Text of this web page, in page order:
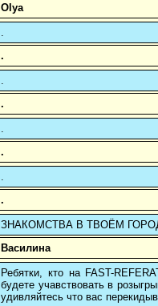
Olya
.
.
.
.
ЗНАКОМСТВА В ТВОЁМ ГОРОДЕ:
Василина
Ребятки, кто на FAST-
будете учавствовать в
удивляйтесь что вас